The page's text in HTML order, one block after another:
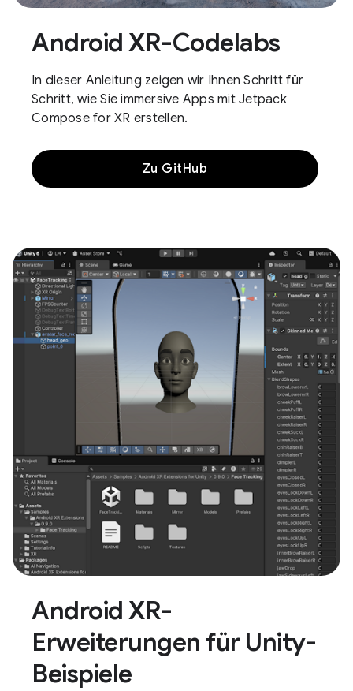
Android XR-Codelabs
In dieser Anleitung zeigen wir Ihnen Schritt für
Schritt, wie Sie immersive Apps mit Jetpack
Compose for XR erstellen.
Zu GitHub
Android XR-
Erweiterungen für Unity-
Beispiele